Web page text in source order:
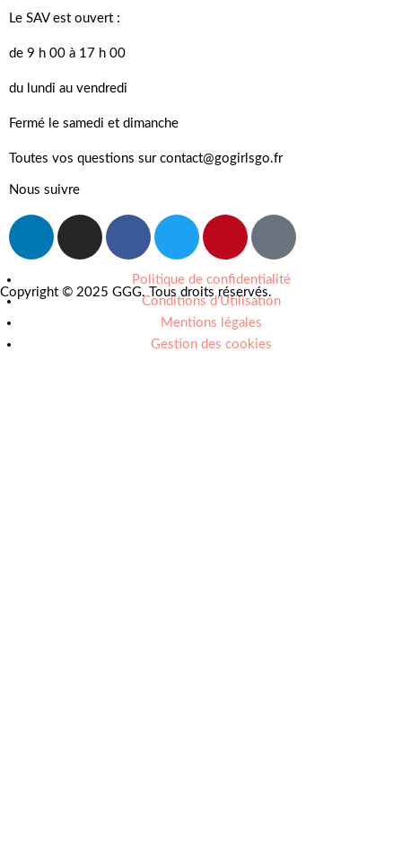
Le SAV est ouvert :
de 9 h 00 à 17 h 00
du lundi au vendredi
Fermé le samedi et dimanche
Toutes vos questions sur contact@gogirlsgo.fr
Nous suivre
Copyright © 2025 GGG. Tous droits réservés.
Politique de confidentialité
Conditions d'Utilisation
Mentions légales
Gestion des cookies